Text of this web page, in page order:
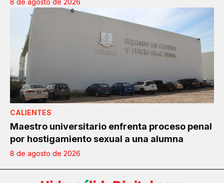
8 de agosto de 2026
CALIENTES
Maestro universitario enfrenta proceso penal
por hostigamiento sexual a una alumna
8 de agosto de 2026